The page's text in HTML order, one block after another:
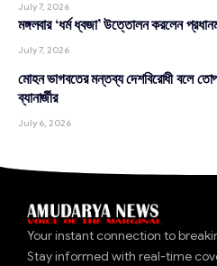
July 7, 2026
মঙ্গলবার ‘ধর্ম ধ্বজা’ উত্তোলন করলেন
July 7, 2026
মোহন ভাগবতের মন্তব্য দেশবিরোধী বলে
ব্যানার্জীর
July 6, 2026
Your instant connection to
Stay informed with real-time